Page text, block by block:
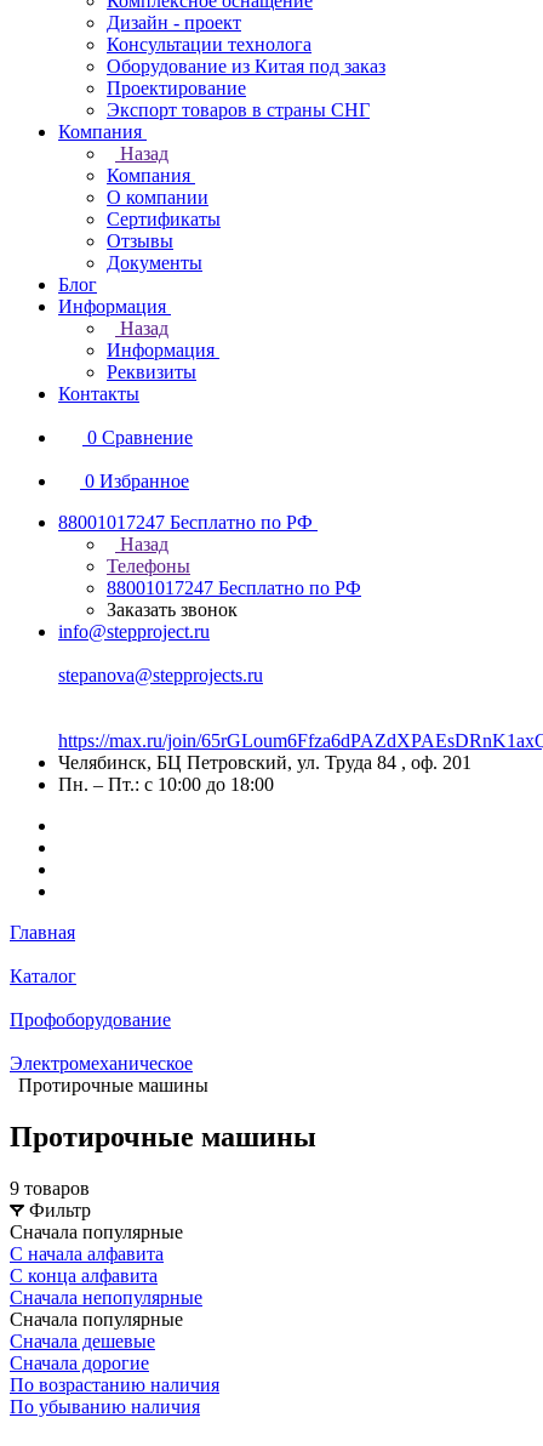
Дизайн - проект
Консультации технолога
Оборудование из Китая под заказ
Проектирование
Экспорт товаров в страны СНГ
Компания
Назад
Компания
О компании
Сертификаты
Отзывы
Документы
Блог
Информация
Назад
Информация
Реквизиты
Контакты
0 Сравнение
0 Избранное
88001017247 Бесплатно по РФ
Назад
Телефоны
88001017247 Бесплатно по РФ
Заказать звонок
info@stepproject.ru
stepanova@stepprojects.ru
https://max.ru/join/
Челябинск, БЦ Петровский, ул. Труда 84 , оф. 201
Пн. – Пт.: с 10:00 до 18:00
Главная
Каталог
Профоборудование
Электромеханическое
Протирочные машины
Протирочные машины
9 товаров
Фильтр
Сначала популярные
С начала алфавита
С конца алфавита
Сначала непопулярные
Сначала популярные
Сначала дешевые
Сначала дорогие
По возрастанию наличия
По убыванию наличия